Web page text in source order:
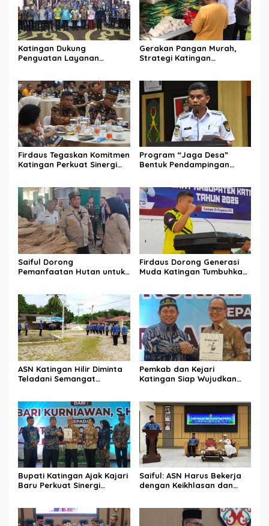
Katingan Dukung
Penguatan Layanan
Gerakan Pangan Murah,
Strategi Katingan
Firdaus Tegaskan Komitmen
Katingan Perkuat Sinergi
Program “Jaga Desa”
Bentuk Pendampingan
Saiful Dorong
Pemanfaatan Hutan untuk
Firdaus Dorong Generasi
Muda Katingan Tumbuhkan
ASN Katingan Hilir Diminta
Teladani Semangat
Pemkab dan Kejari
Katingan Siap Wujudkan
Bupati Katingan Ajak Kajari
Baru Perkuat Sinergi
Saiful: ASN Harus Bekerja
dengan Keikhlasan dan